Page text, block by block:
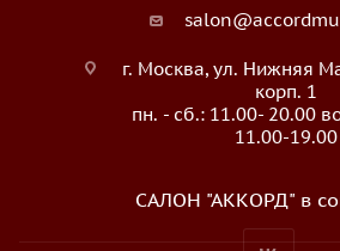
г. Москва, ул. Нижняя
корп. 1
пн. - сб.: 11.00- 20.00
11.00-19.00
САЛОН "АККОРД" в